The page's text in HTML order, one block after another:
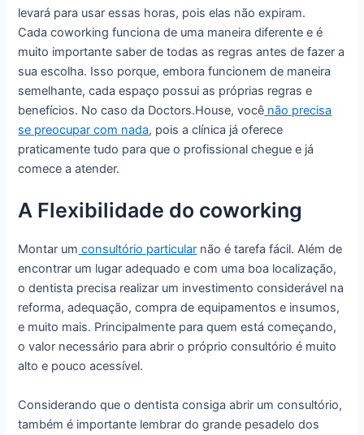
levará para usar essas horas, pois elas não expiram.
Cada coworking funciona de uma maneira diferente e é
muito importante saber de todas as regras antes de fazer a
sua escolha. Isso porque, embora funcionem de maneira
semelhante, cada espaço possui as próprias regras e
benefícios. No caso da Doctors.House, você não precisa
se preocupar com nada, pois a clínica já oferece
praticamente tudo para que o profissional chegue e já
comece a atender.
A Flexibilidade do coworking
Montar um consultório particular não é tarefa fácil. Além de
encontrar um lugar adequado e com uma boa localização,
o dentista precisa realizar um investimento considerável na
reforma, adequação, compra de equipamentos e insumos,
e muito mais. Principalmente para quem está começando,
o valor necessário para abrir o próprio consultório é muito
alto e pouco acessível.
Considerando que o dentista consiga abrir um consultório,
também é importante lembrar do grande pesadelo dos